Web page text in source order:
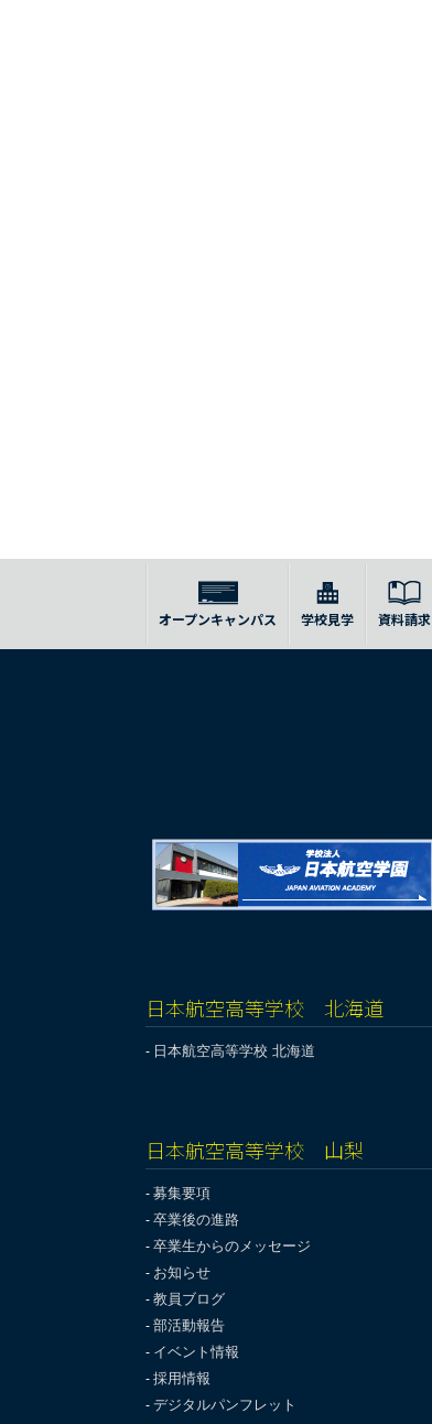
オープンキャンパス 学校見学 資料請求
日本航空高等学校 北海道
日本航空高等学校 北海道
日本航空高等学校 山梨
募集要項
卒業後の進路
卒業生からのメッセージ
お知らせ
教員ブログ
部活動報告
イベント情報
採用情報
デジタルパンフレット